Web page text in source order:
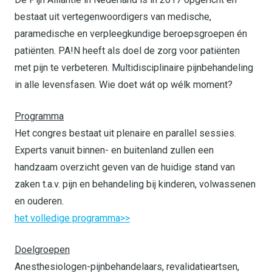
bestaat uit vertegenwoordigers van medische,
paramedische en verpleegkundige beroepsgroepen én
patiënten. PA!N heeft als doel de zorg voor patiënten
met pijn te verbeteren. Multidisciplinaire pijnbehandeling
in alle levensfasen. Wie doet wát op wélk moment?
Programma
Het congres bestaat uit plenaire en parallel sessies.
Experts vanuit binnen- en buitenland zullen een
handzaam overzicht geven van de huidige stand van
zaken t.a.v. pijn en behandeling bij kinderen, volwassenen
en ouderen.
het volledige programma>>
Doelgroepen
Anesthesiologen-pijnbehandelaars, revalidatieartsen,